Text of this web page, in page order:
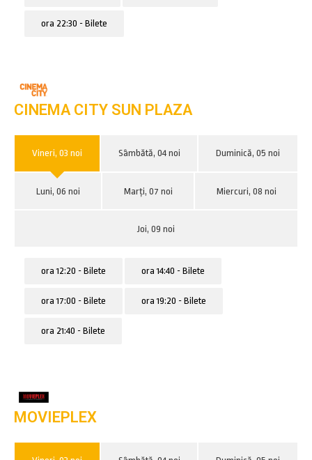
ora 22:30 - Bilete
CINEMA CITY SUN PLAZA
Vineri, 03 noi Sâmbătă, 04 noi Duminică, 05 noi
Luni, 06 noi Marți, 07 noi Miercuri, 08 noi
Joi, 09 noi
ora 12:20 - Bilete ora 14:40 - Bilete
ora 17:00 - Bilete ora 19:20 - Bilete
ora 21:40 - Bilete
MOVIEPLEX